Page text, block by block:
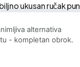
ukusan ručak pun
alternativa
- kompletan obrok.